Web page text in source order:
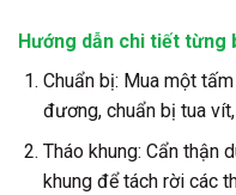
Hướng dẫn chi tiết từng
Chuẩn bị: Mua một
đương, chuẩn bị tua
Tháo khung: Cẩn thận
khung để tách rời các